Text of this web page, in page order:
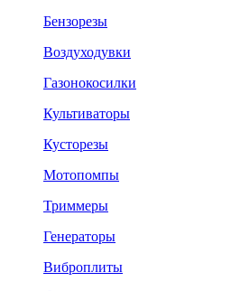
Бензорезы
Воздуходувки
Газонокосилки
Культиваторы
Кусторезы
Мотопомпы
Триммеры
Генераторы
Виброплиты